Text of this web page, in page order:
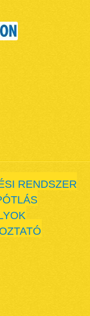
RENDSZER